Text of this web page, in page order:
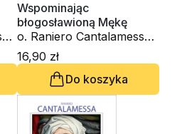
Wspominając
błogosławioną Mękę
o. Raniero Cantalamessa
OFM Cap.
16,90 zł
Do koszyka